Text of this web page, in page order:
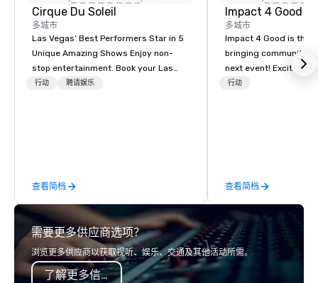
Cirque Du Soleil
多城市
Las Vegas’ Best Performers Star in 5
Unique Amazing Shows Enjoy non-
stop entertainment. Book your Las
Vegas show tickets.
行动 聘请娱乐
查看简档
Impact 4 Good
多城市
Impact 4 Good is the
bringing community
next event! Exciting
team building
event, Impact 4 Good
details. Where are we? Nationwide
and abroad, our local
covered. Got a cause
events put your
into action. Short on
行动
查看简档
需要更多供应商选项？
浏览更多供应商以获取视听、娱乐、交通及其他活动所需。
了解更多信息